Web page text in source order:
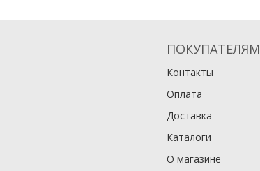
ПОКУПАТЕЛЯМ
Контакты
Оплата
Доставка
Каталоги
О магазине